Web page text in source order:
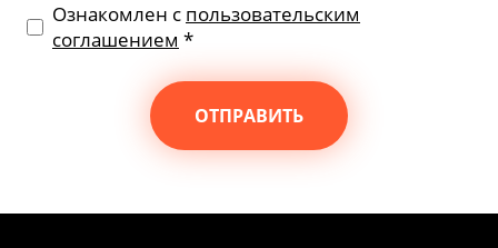
Ознакомлен с пользовательским
соглашением *
ОТПРАВИТЬ